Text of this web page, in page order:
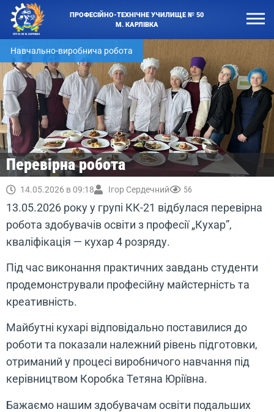
ПРОФЕСІЙНО-ТЕХНІЧНЕ УЧИЛИЩЕ № 50
М. КАРЛІВКА
Навчально-виробнича робота
Перевірна робота
14.05.2026 в 09:18 Ігор Сердечний 56
13.05.2026 року у групі КК-21 відбулася перевірна
робота здобувачів освіти з професії „Кухар”,
кваліфікація — кухар 4 розряду.
Під час виконання практичних завдань студенти
продемонстрували професійну майстерність та
креативність.
Майбутні кухарі відповідально поставилися до
роботи та показали належний рівень підготовки,
отриманий у процесі виробничого навчання під
керівництвом Коробка Тетяна Юріївна.
Бажаємо нашим здобувачам освіти подальших